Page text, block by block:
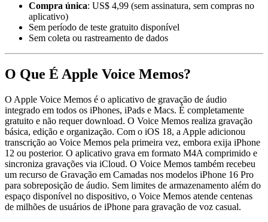
Compra única: US$ 4,99 (sem assinatura, sem compras no
aplicativo)
Sem período de teste gratuito disponível
Sem coleta ou rastreamento de dados
O Que É Apple Voice Memos?
O Apple Voice Memos é o aplicativo de gravação de áudio
integrado em todos os iPhones, iPads e Macs. É completamente
gratuito e não requer download. O Voice Memos realiza gravação
básica, edição e organização. Com o iOS 18, a Apple adicionou
transcrição ao Voice Memos pela primeira vez, embora exija iPhone
12 ou posterior. O aplicativo grava em formato M4A comprimido e
sincroniza gravações via iCloud. O Voice Memos também recebeu
um recurso de Gravação em Camadas nos modelos iPhone 16 Pro
para sobreposição de áudio. Sem limites de armazenamento além do
espaço disponível no dispositivo, o Voice Memos atende centenas
de milhões de usuários de iPhone para gravação de voz casual.